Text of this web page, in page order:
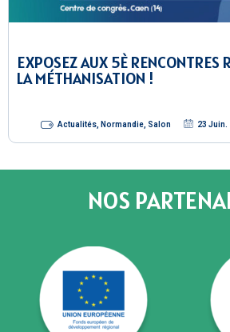
EXPOSEZ AUX 5È RENCONTRES
LA MÉTHANISATION !
Actualités, Normandie, Salon 23 Juin.
NOS